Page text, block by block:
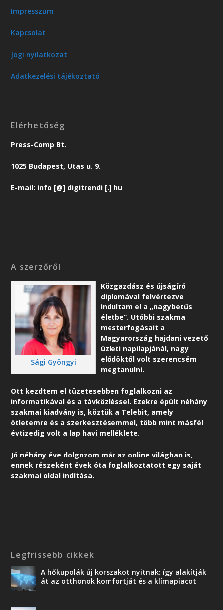
Impresszum
Kapcsolat
Jogi nyilatkozat
Adatkezelési tájékoztató
Elérhetőség
Press-Comp Bt.
1025 Budapest, Utas u. 9.
E-mail: info [@] digitrendi [.] hu
A szerzőről
Sági Gyöngyi
Közgazdász és újságíró
diplomával felvértezve
indultam el a „nagybetűs
életbe”. Utóbbi szakma
mesterfogásait a
Magyarország hajdani vezető
üzleti napilapjánál, nagy
elődöktől volt szerencsém
megtanulni.
Ott kezdtem el tüzetesebben foglalkozni az
informatikával és a távközléssel. Ezekre épült néhány
szakmai kiadvány is, köztük a Telebit, amely
ötletemre és a szerkesztésemmel, több mint másfél
évtizedig volt a lap havi melléklete.
Jó néhány éve dolgozom már az online világban is,
ennek részeként évek óta foglalkoztatott egy saját
szakmai oldal indítása.
Legfrissebb cikkek
A hőkupolák új korszakot nyitnak: így alakítják
át az otthonok komfortját és a klímapiacot